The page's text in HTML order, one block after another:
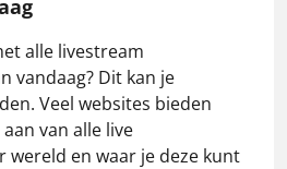
alle livestream
vandaag? Dit kan je
Veel websites bieden
van alle live
en waar je deze kunt